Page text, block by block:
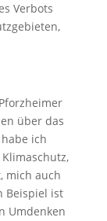
Verbots
über das
ich
mich auch
Beispiel ist
Umdenken